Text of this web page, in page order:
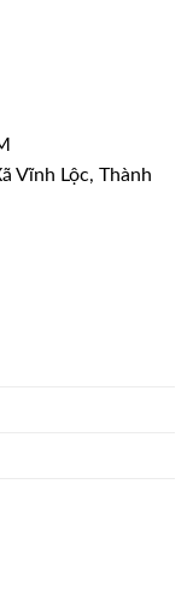
Vĩnh Lộc, Thành